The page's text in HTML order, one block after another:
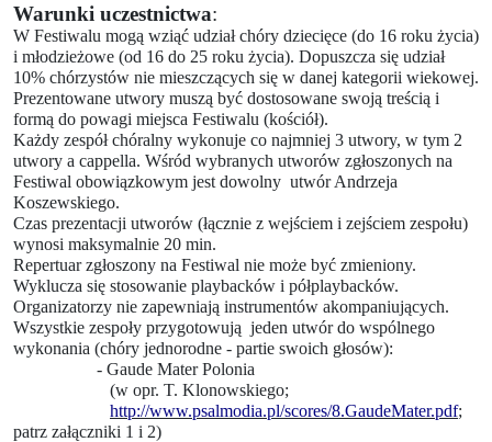
Warunki uczestnictwa:
W Festiwalu mogą wziąć udział chóry dziecięce (do 16 roku życia)
i młodzieżowe (od 16 do 25 roku życia). Dopuszcza się udział
10% chórzystów nie mieszczących się w danej kategorii wiekowej.
Prezentowane utwory muszą być dostosowane swoją treścią i
formą do powagi miejsca Festiwalu (kościół).
Każdy zespół chóralny wykonuje co najmniej 3 utwory, w tym 2
utwory a cappella. Wśród wybranych utworów zgłoszonych na
Festiwal obowiązkowym jest dowolny utwór Andrzeja
Koszewskiego.
Czas prezentacji utworów (łącznie z wejściem i zejściem zespołu)
wynosi maksymalnie 20 min.
Repertuar zgłoszony na Festiwal nie może być zmieniony.
Wyklucza się stosowanie playbacków i półplaybacków.
Organizatorzy nie zapewniają instrumentów akompaniujących.
Wszystkie zespoły przygotowują jeden utwór do wspólnego
wykonania (chóry jednorodne - partie swoich głosów):
- Gaude Mater Polonia
(w opr. T. Klonowskiego;
http://www.psalmodia.pl/scores/8.GaudeMater.pdf;
patrz załączniki 1 i 2)